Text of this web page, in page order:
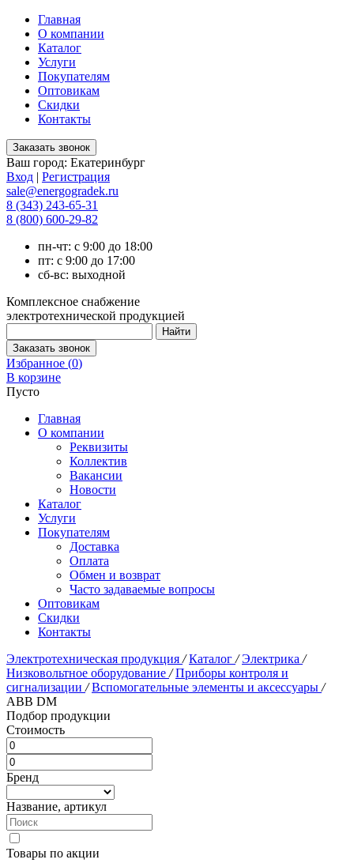
Главная
О компании
Каталог
Услуги
Покупателям
Оптовикам
Скидки
Контакты
Ваш город: Екатеринбург
Вход | Регистрация
sale@energogradek.ru
8 (343) 243-65-31
8 (800) 600-29-82
пн-чт: с 9:00 до 18:00
пт: с 9:00 до 17:00
сб-вс: выходной
Комплексное снабжение
электротехнической продукцией
Избранное (0)
В корзине
Пусто
Главная
О компании
Реквизиты
Коллектив
Вакансии
Новости
Каталог
Услуги
Покупателям
Доставка
Оплата
Обмен и возврат
Часто задаваемые вопросы
Оптовикам
Скидки
Контакты
Электротехническая продукция / Каталог / Электрика /
Низковольтное оборудование / Приборы контроля и
сигнализации / Вспомогательные элементы и аксессуары /
ABB DM
Подбор продукции
Стоимость
Бренд
Название, артикул
Товары по акции